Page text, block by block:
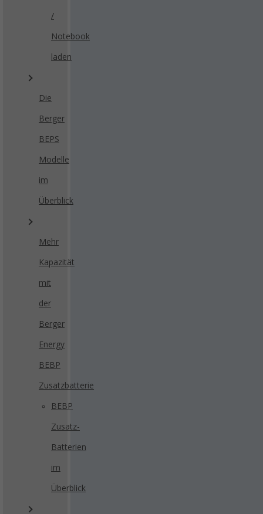
/
Notebook
laden
Die
Berger
BEPS
Modelle
im
Überblick
Mehr
Kapazität
mit
der
Berger
Energy
BEBP
Zusatzbatterie
BEBP
Zusatz-
Batterien
im
Überblick